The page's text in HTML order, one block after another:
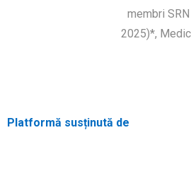
membri
2025)*,
Platformă susținută de